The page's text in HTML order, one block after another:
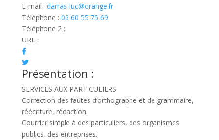
E-mail : darras-luc@orange.fr
Téléphone : 06 60 55 75 69
Téléphone 2 :
URL :
Présentation :
SERVICES AUX PARTICULIERS
Correction des fautes d’orthographe et de grammaire,
réécriture, rédaction.
Courrier simple à des particuliers, des organismes
publics, des entreprises.